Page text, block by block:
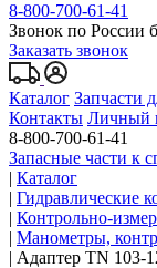
8-800-700-61-41
Звонок по России
Заказать звонок
Каталог Запчасти
Контакты Личный
8-800-700-61-41
Запасные части к
| Каталог
| Гидравлические
| Контрольно-
| Манометры,
| Адаптер TN 103-